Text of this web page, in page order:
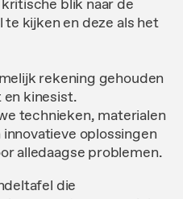
blik naar de
kijken en deze als het
rekening gehouden
kinesist.
technieken, materialen
oplossingen
alledaagse problemen.
die